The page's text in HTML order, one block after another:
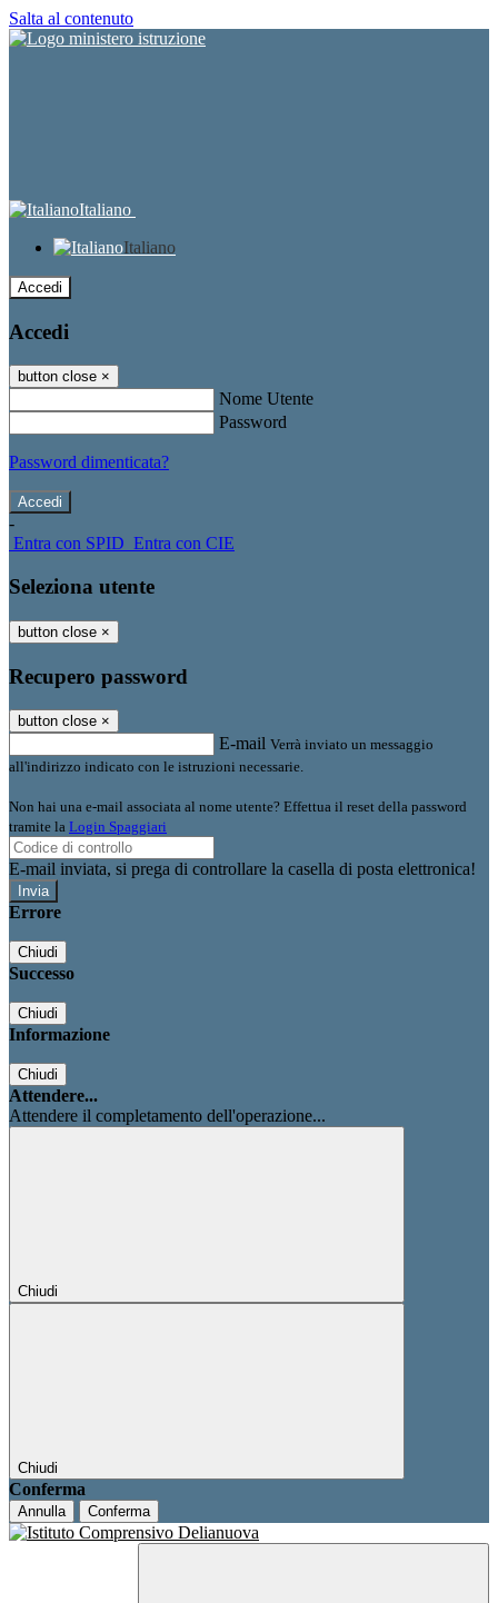
Salta al contenuto
Italiano
Italiano
Accedi
Accedi
button close ×
Nome Utente
Password
Password dimenticata?
-
Entra con SPID Entra con CIE
Seleziona utente
button close ×
Recupero password
button close ×
E-mail Verrà inviato un messaggio
all'indirizzo indicato con le istruzioni necessarie.
Non hai una e-mail associata al nome utente? Effettua il reset della password
tramite la Login Spaggiari
E-mail inviata, si prega di controllare la casella di posta elettronica!
Errore
Chiudi
Successo
Chiudi
Informazione
Chiudi
Attendere...
Attendere il completamento dell'operazione...
Chiudi
Chiudi
Conferma
Annulla Conferma